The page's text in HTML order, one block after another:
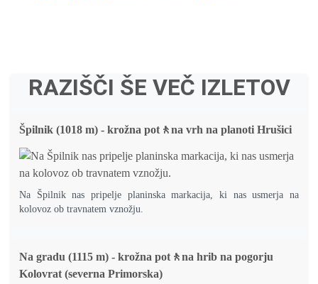
RAZIŠČI ŠE VEČ IZLETOV
Špilnik (1018 m) - krožna pot🚶na vrh na planoti Hrušici
Na Špilnik nas pripelje planinska markacija, ki nas usmerja na
kolovoz ob travnatem vznožju.
Na gradu (1115 m) - krožna pot🚶na hrib na pogorju
Kolovrat (severna Primorska)